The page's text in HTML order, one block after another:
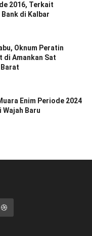
2016, Terkait
Bank di Kalbar
Oknum Peratin
di Amankan Sat
Enim Periode 2024
Wajah Baru